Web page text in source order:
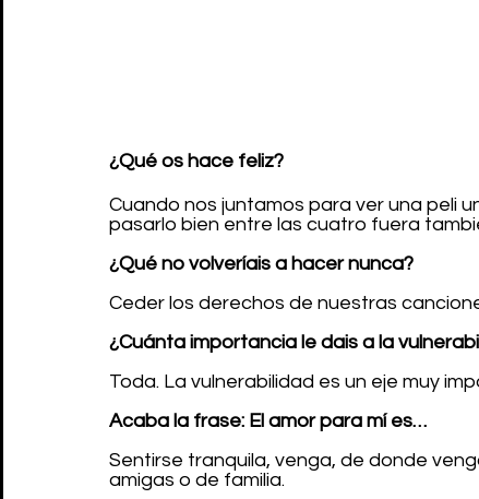
¿Qué os hace feliz?
Cuando nos juntamos para ver una peli
pasarlo bien entre las cuatro fuera
¿Qué no volveríais a hacer nunca?
Ceder los derechos de nuestras
¿Cuánta importancia le dais a la
Toda. La vulnerabilidad es un eje muy
Acaba la frase: El amor para mí es…
Sentirse tranquila, venga, de donde
amigas o de familia.